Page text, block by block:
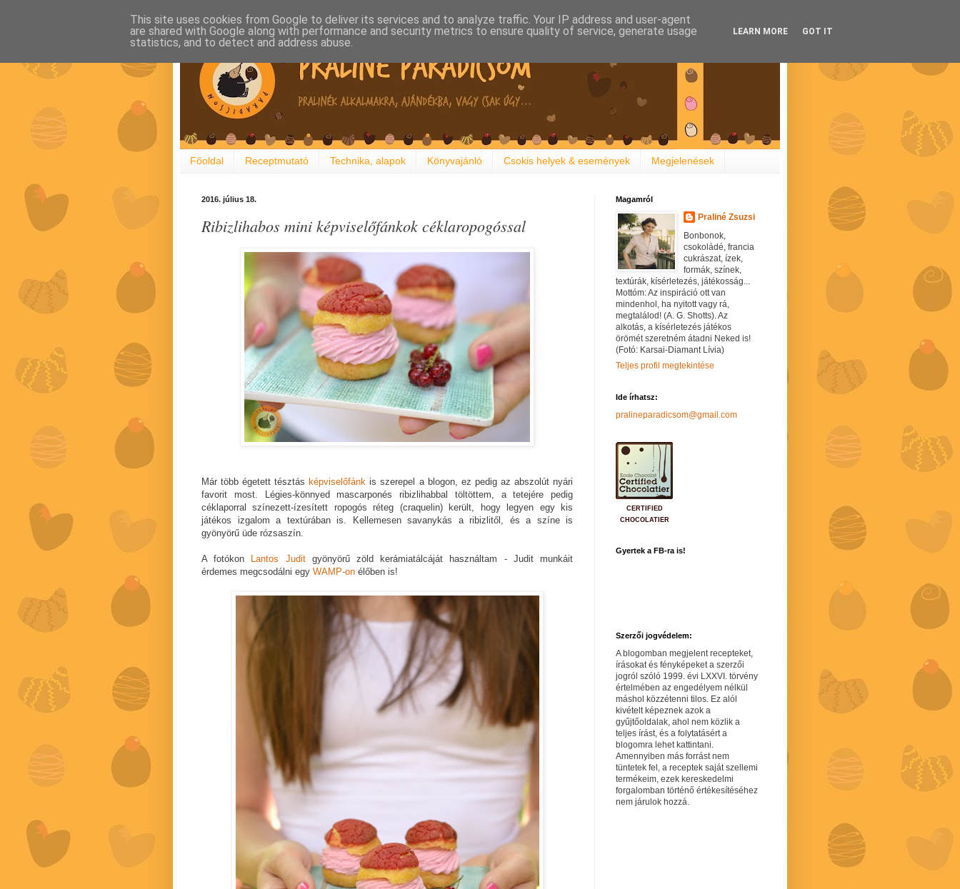
Főoldal Receptmutató Technika, alapok Könyvajánló Csokis helyek & események Megjelenések
2016. július 18.
Ribizlihabos mini képviselőfánkok céklaropogóssal
Már több égetett tésztás képviselőfánk is szerepel a blogon, ez pedig az abszolút nyári
favorit most. Légies-könnyed mascarponés ribizlihabbal töltöttem, a tetejére pedig
céklaporral színezett-ízesített ropogós réteg (craquelin) került, hogy legyen egy kis
játékos izgalom a textúrában is. Kellemesen savanykás a ribizlitől, és a színe is
gyönyörű üde rózsaszín.
A fotókon Lantos Juditgyönyörű zöld kerámiatálcáját használtam - Judit munkáit
érdemes megcsodálni egy WAMP-on élőben is!
Magamról
Praliné Zsuzsi
Bonbonok,
csokoládé, francia
cukrászat, ízek,
formák, színek,
textúrák, kísérletezés, játékosság...
Mottóm: Az inspiráció ott van
mindenhol, ha nyitott vagy rá,
megtalálod! (A. G. Shotts). Az
alkotás, a kísérletezés játékos
örömét szeretném átadni Neked is!
(Fotó: Karsai-Diamant Lívia)
Teljes profil megtekintése
Ide írhatsz:
pralineparadicsom@gmail.com
CERTIFIED
CHOCOLATIER
Gyertek a FB-ra is!
Szerzői jogvédelem:
A blogomban megjelent recepteket,
írásokat és fényképeket a szerzői
jogról szóló 1999. évi LXXVI. törvény
értelmében az engedélyem nélkül
máshol közzétenni tilos. Ez alól
kivételt képeznek azok a
gyűjtőoldalak, ahol nem közlik a
teljes írást, és a folytatásért a
blogomra lehet kattintani.
Amennyiben más forrást nem
tüntetek fel, a receptek saját szellemi
termékeim, ezek kereskedelmi
forgalomban történő értékesítéséhez
nem járulok hozzá.
This site uses cookies from Google to deliver its services and to analyze traffic. Your IP address and user-agent
are shared with Google along with performance and security metrics to ensure quality of service, generate usage
statistics, and to detect and address abuse.
LEARN MORE GOT IT